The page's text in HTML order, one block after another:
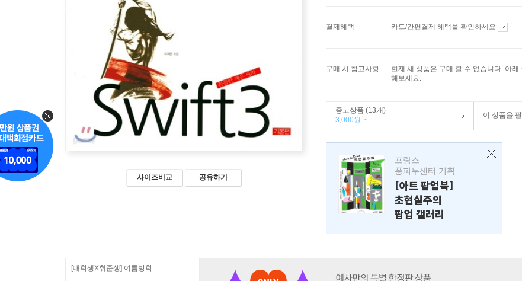
사이즈비교 공유하기
결제혜택 카드/간편결제 혜택을 확인하세요
구매 시 참고사항
현재 새 상품은 구매 할 수 없습니다. 아래
해보세요.
중고상품 (13개)
3,000원 ~
이 상품을 팔
프랑스
퐁피두센터 기획
[아트 팝업북]
초현실주의
팝업 갤러리
[대학생X취준생] 여름방학